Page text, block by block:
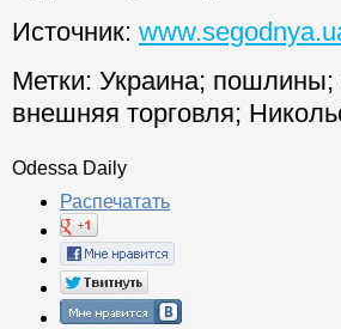
Источник:
Метки: Украина; пошлины;
внешняя торговля;
Odessa Daily
Распечатать